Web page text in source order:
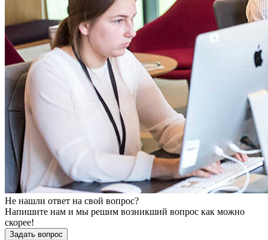
Не нашли ответ на свой вопрос?
Напишите нам и мы решим возникший вопрос как можно
скорее!
Задать вопрос